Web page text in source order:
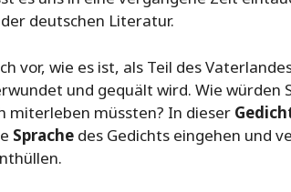
deutschen Literatur.
vor, wie es ist, als Teil des
und gequält wird. Wie würden
miterleben müssten? In dieser
Sprache des Gedichts eingehen und